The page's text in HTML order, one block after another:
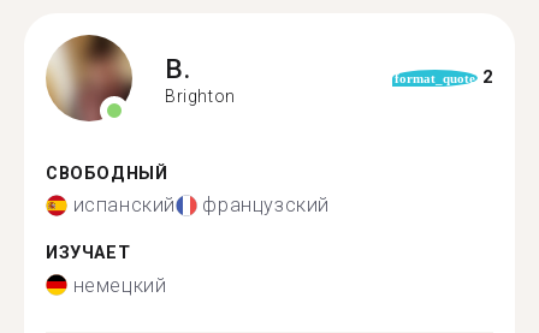
B.
Brighton
format_quote 2
СВОБОДНЫЙ
испанский французский
ИЗУЧАЕТ
немецкий